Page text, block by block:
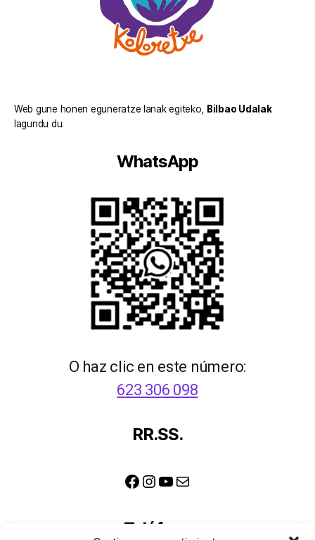
Web gune honen eguneratze lanak egiteko, Bilbao Udalak
lagundu du.
WhatsApp
O haz clic en este número:
623 306 098
RR.SS.
Facebook
Instagram
YouTube
Correo electrónico
Teléfono